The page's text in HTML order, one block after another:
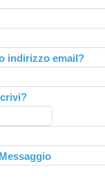
indirizzo email?